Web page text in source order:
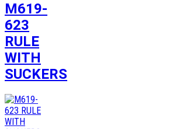
M619-
623
RULE
WITH
SUCKERS